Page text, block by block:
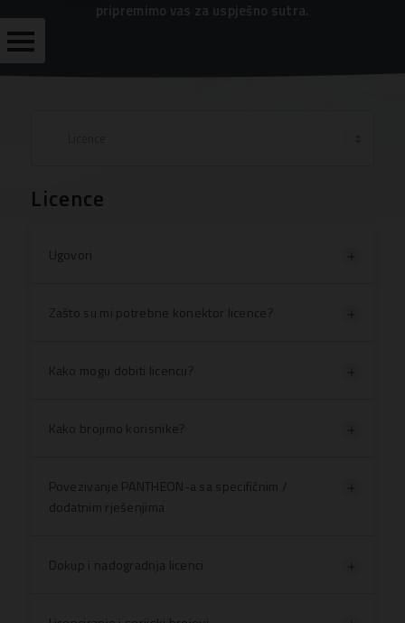
pripremimo vas za uspješno sutra.
POSTAVLJENA
BESPLATNI
KORISNIČKE
Licence
Ugovori
Zašto su mi potrebne konektor licence?
Kako mogu dobiti licencu?
Kako brojimo korisnike?
Povezivanje PANTHEON-a sa specifičnim /
dodatnim rješenjima
Dokup i nadogradnja licenci